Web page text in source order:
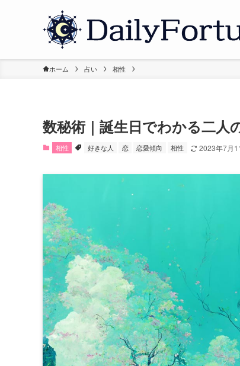
ホーム 占い 相性
数秘術｜誕生日でわかる二人
相性 好きな人 恋 恋愛傾向 相性 2023年7月